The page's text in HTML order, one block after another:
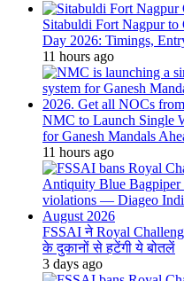
Sitabuldi Fort Nagpur to
Day 2026: Timings,
11 hours ago
NMC to Launch Single
for Ganesh Mandals
11 hours ago
FSSAI ने Royal
के दुकानों से हटेंगी ये बोतलें
3 days ago